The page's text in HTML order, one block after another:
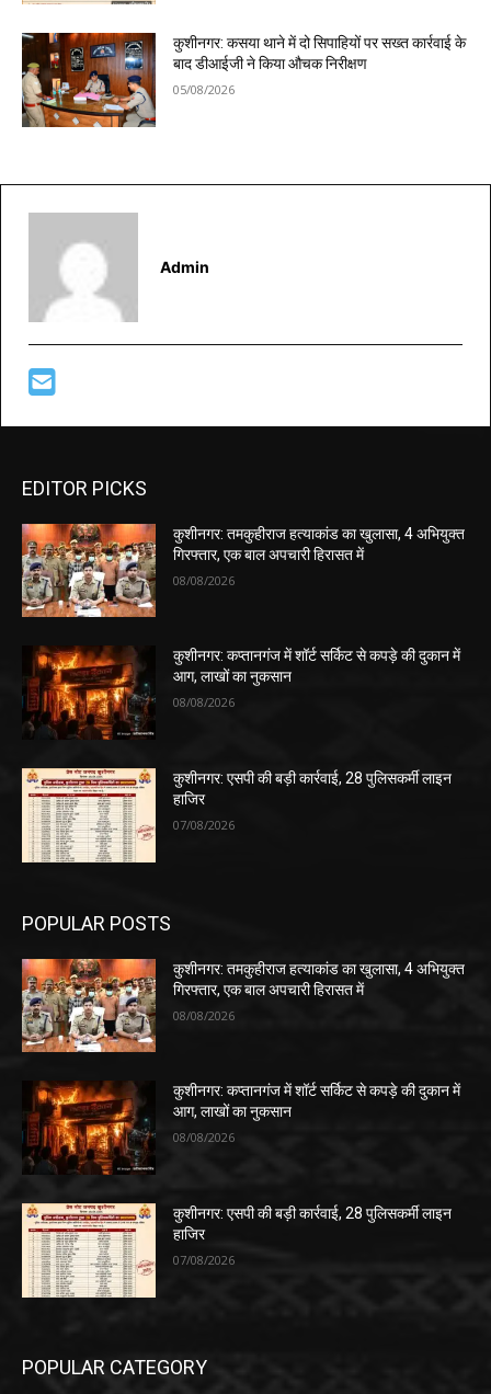
कुशीनगर: कसया थाने में दो सिपाहियों पर सख्त कार्रवाई के
बाद डीआईजी ने किया औचक निरीक्षण
05/08/2026
Admin
EDITOR PICKS
कुशीनगर: तमकुहीराज हत्याकांड का खुलासा, 4 अभियुक्त
गिरफ्तार, एक बाल अपचारी हिरासत में
08/08/2026
कुशीनगर: कप्तानगंज में शॉर्ट सर्किट से कपड़े की दुकान में
आग, लाखों का नुकसान
08/08/2026
कुशीनगर: एसपी की बड़ी कार्रवाई, 28 पुलिसकर्मी लाइन
हाजिर
07/08/2026
POPULAR POSTS
कुशीनगर: तमकुहीराज हत्याकांड का खुलासा, 4 अभियुक्त
गिरफ्तार, एक बाल अपचारी हिरासत में
08/08/2026
कुशीनगर: कप्तानगंज में शॉर्ट सर्किट से कपड़े की दुकान में
आग, लाखों का नुकसान
08/08/2026
कुशीनगर: एसपी की बड़ी कार्रवाई, 28 पुलिसकर्मी लाइन
हाजिर
07/08/2026
POPULAR CATEGORY